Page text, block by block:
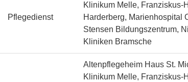
Pflegedienst
Klinikum Melle, Franziskus-
Harderberg, Marienhospital
Stensen Bildungszentrum,
Kliniken Bramsche
Altenpflegeheim Haus St.
Klinikum Melle, Franziskus-